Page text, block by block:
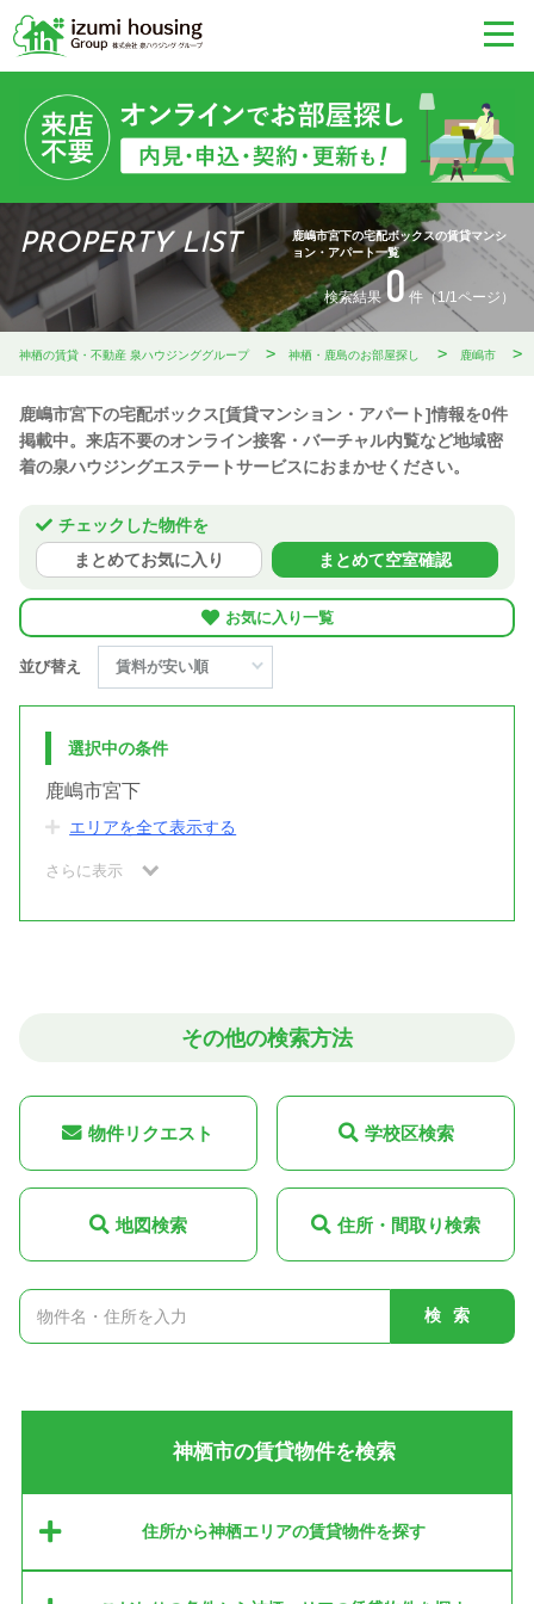
PROPERTY LIST
鹿嶋市宮下の宅配ボックスの賃貸マンシ
ョン・アパート一覧
検索結果 0件（1/1ページ）
神栖の賃貸・不動産 泉ハウジンググループ 神栖・鹿島のお部屋探し 鹿嶋市
鹿嶋市宮下の宅配ボックス[賃貸マンション・アパート]情報を0件
掲載中。来店不要のオンライン接客・バーチャル内覧など地域密
着の泉ハウジングエステートサービスにおまかせください。
チェックした物件を
まとめてお気に入り
まとめて空室確認
お気に入り一覧
並び替え
選択中の条件
鹿嶋市宮下
エリアを全て表示する
さらに表示
その他の検索方法
物件リクエスト 学校区検索
地図検索 住所・間取り検索
検索
神栖市の賃貸物件を検索
住所から神栖エリアの賃貸物件を探す